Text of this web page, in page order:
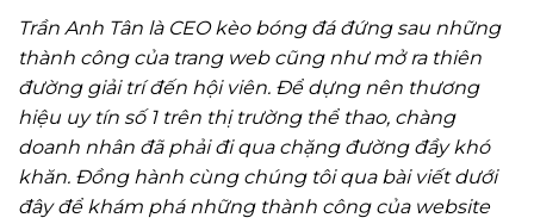
Trần Anh Tân là CEO kèo bóng đá đứng sau những
thành công của trang web cũng như mở ra thiên
đường giải trí đến hội viên. Để dựng nên thương
hiệu uy tín số 1 trên thị trường thể thao, chàng
doanh nhân đã phải đi qua chặng đường đầy khó
khăn. Đồng hành cùng chúng tôi qua bài viết dưới
đây để khám phá những thành công của website